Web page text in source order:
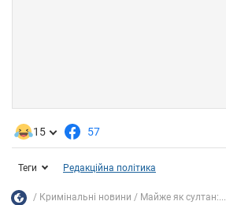
15 57
Теги Редакційна політика
Кримінальні новини Майже як султан:...